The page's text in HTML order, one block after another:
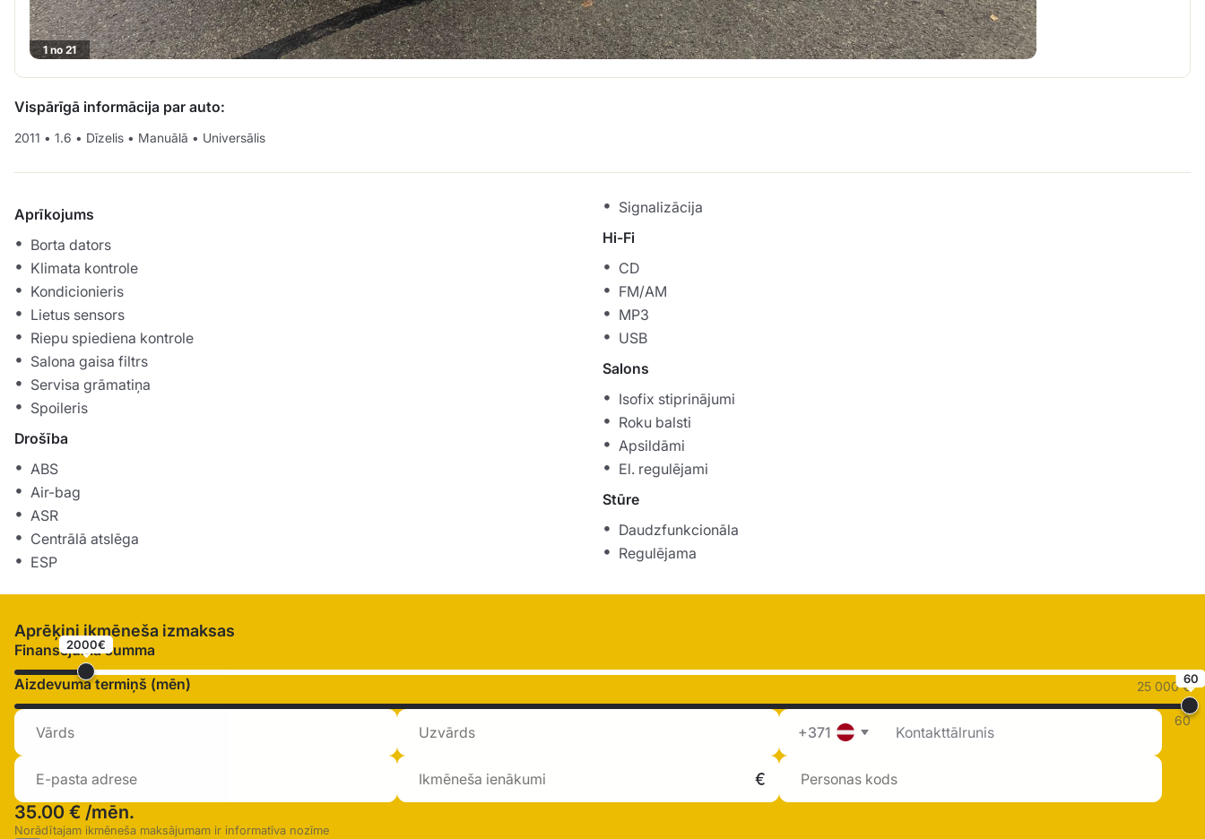
1 no 21
Vispārīgā informācija par auto:
2011 • 1.6 • Dīzelis • Manuālā • Universālis
Aprīkojums
Borta dators
Klimata kontrole
Kondicionieris
Lietus sensors
Riepu spiediena kontrole
Salona gaisa filtrs
Servisa grāmatiņa
Spoileris
Drošība
ABS
Air-bag
ASR
Centrālā atslēga
ESP
Signalizācija
Hi-Fi
CD
FM/AM
MP3
USB
Salons
Isofix stiprinājumi
Roku balsti
Apsildāmi
El. regulējami
Stūre
Daudzfunkcionāla
Regulējama
Aprēķini ikmēneša izmaksas
Finansējuma summa
2000€
25 000 €
Aizdevuma termiņš (mēn) 60
60
+371
35.00 € /mēn.
Norādītajam ikmēneša maksājumam ir informatīva nozīme